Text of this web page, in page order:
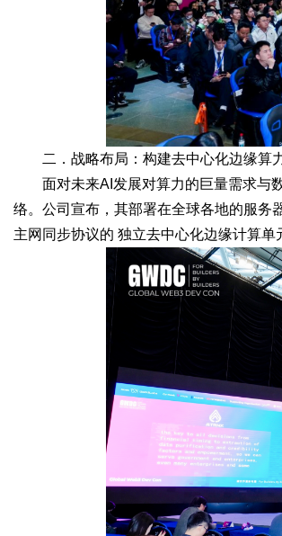
二．战略布局：构建去中心化边缘算
面对未来AI发展对算力的巨量需求与
络。公司宣布，其部署在全球各地的服务
主网同步协议的 独立去中心化边缘计算单